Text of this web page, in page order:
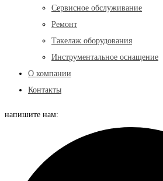
Сервисное обслуживание
Ремонт
Такелаж оборудования
Инструментальное оснащение
О компании
Контакты
напишите нам: